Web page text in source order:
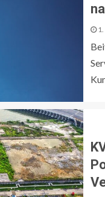
1.